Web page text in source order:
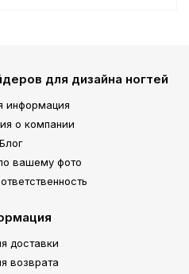
для дизайна ногтей
информация
о компании
Блог
вашему фото
доставки
возврата